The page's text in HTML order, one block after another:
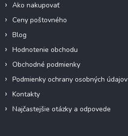
Ako nakupovať
Ceny poštovného
Blog
Hodnotenie obchodu
Obchodné podmienky
Podmienky ochrany osobných údajov
Kontakty
Najčastejšie otázky a odpovede